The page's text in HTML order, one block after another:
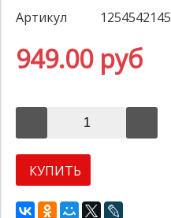
Артикул 1254542145
949.00 руб
КУПИТЬ